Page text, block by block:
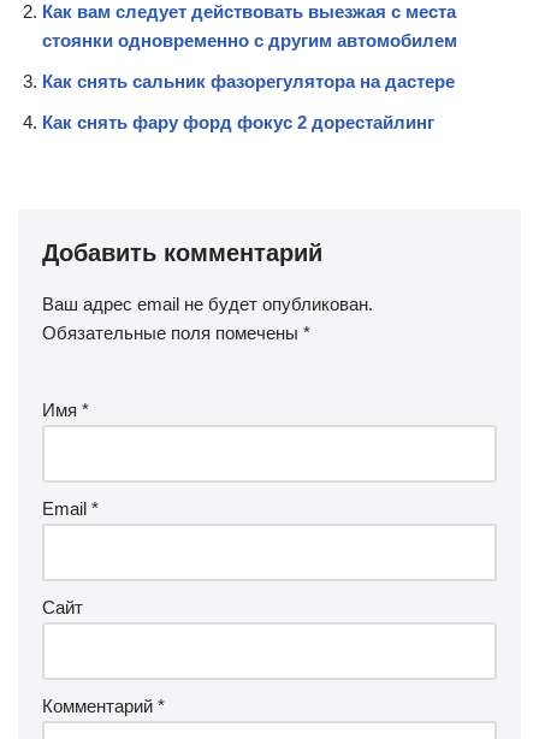
Как вам следует действовать выезжая с места
стоянки одновременно с другим автомобилем
Как снять сальник фазорегулятора на дастере
Как снять фару форд фокус 2 дорестайлинг
Добавить комментарий
Ваш адрес email не будет опубликован.
Обязательные поля помечены *
Имя *
Email *
Сайт
Комментарий *